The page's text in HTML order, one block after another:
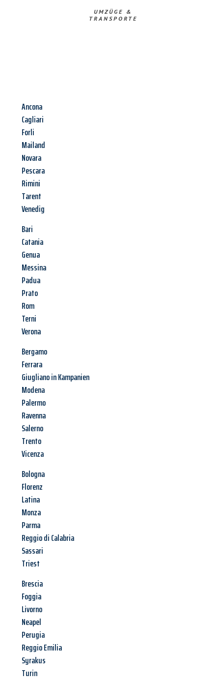
UMZÜGE &
TRANSPORTE
Ancona
Cagliari
Forli
Mailand
Novara
Pescara
Rimini
Tarent
Venedig
Bari
Catania
Genua
Messina
Padua
Prato
Rom
Terni
Verona
Bergamo
Ferrara
Giugliano in Kampanien
Modena
Palermo
Ravenna
Salerno
Trento
Vicenza
Bologna
Florenz
Latina
Monza
Parma
Reggio di Calabria
Sassari
Triest
Brescia
Foggia
Livorno
Neapel
Perugia
Reggio Emilia
Syrakus
Turin